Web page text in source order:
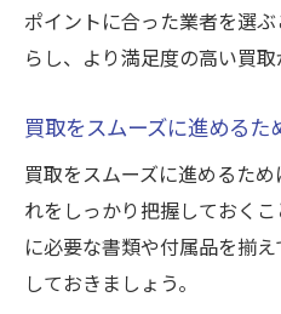
ポイントに合った業者を選
らし、より満足度の高い買取
買取をスムーズに進めるた
買取をスムーズに進めるた
れをしっかり把握しておく
に必要な書類や付属品を揃
しておきましょう。